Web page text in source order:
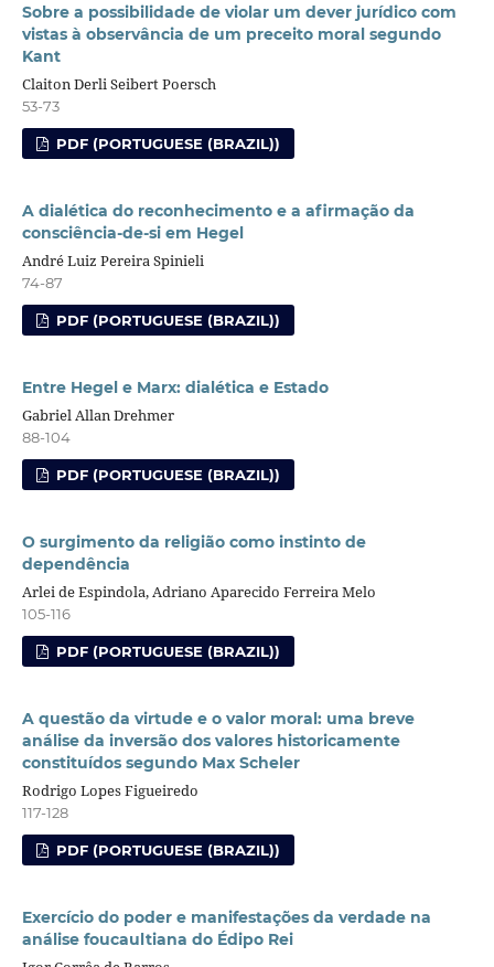
Sobre a possibilidade de violar um dever jurídico com
vistas à observância de um preceito moral segundo
Kant
Claiton Derli Seibert Poersch
53-73
PDF (PORTUGUESE (BRAZIL))
A dialética do reconhecimento e a afirmação da
consciência-de-si em Hegel
André Luiz Pereira Spinieli
74-87
PDF (PORTUGUESE (BRAZIL))
Entre Hegel e Marx: dialética e Estado
Gabriel Allan Drehmer
88-104
PDF (PORTUGUESE (BRAZIL))
O surgimento da religião como instinto de
dependência
Arlei de Espindola, Adriano Aparecido Ferreira Melo
105-116
PDF (PORTUGUESE (BRAZIL))
A questão da virtude e o valor moral: uma breve
análise da inversão dos valores historicamente
constituídos segundo Max Scheler
Rodrigo Lopes Figueiredo
117-128
PDF (PORTUGUESE (BRAZIL))
Exercício do poder e manifestações da verdade na
análise foucaultiana do Édipo Rei